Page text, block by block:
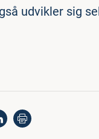
udvikler sig